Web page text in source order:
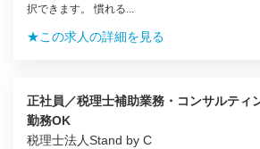
択できます。 慣れる...
★この求人の詳細を見る
正社員／税理士補助業務・コンサルティ
勤務OK
税理士法人Stand by C